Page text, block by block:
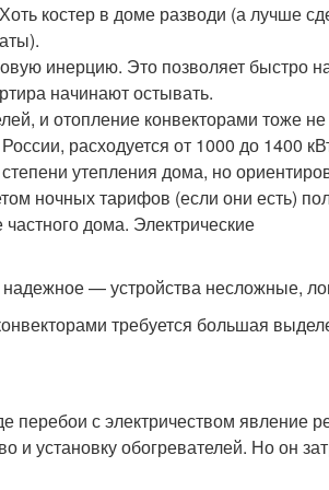
костер в доме разводи (а лучше
инерцию. Это позволяет быстро
начинают остывать.
и отопление конвекторами тоже
расходуется от 1000 до 1400
утепления дома, но
ночных тарифов (если они есть)
— устройства несложные,
требуется большая
перебои с электричеством явление
установку обогревателей. Но он